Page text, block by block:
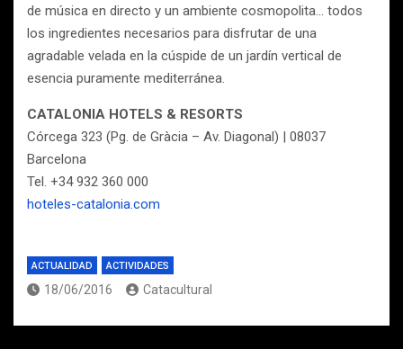
de música en directo y un ambiente cosmopolita… todos
los ingredientes necesarios para disfrutar de una
agradable velada en la cúspide de un jardín vertical de
esencia puramente mediterránea.
CATALONIA HOTELS & RESORTS
Córcega 323 (Pg. de Gràcia – Av. Diagonal) | 08037
Barcelona
Tel. +34 932 360 000
hoteles-catalonia.com
ACTUALIDAD ACTIVIDADES
18/06/2016 Catacultural